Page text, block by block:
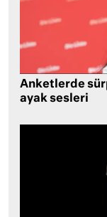
Anketlerde
ayak sesleri